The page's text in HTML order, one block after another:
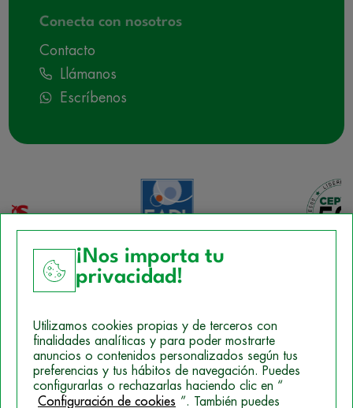
Conecta con nosotros
Contacto
Llámanos
Escríbenos
Política de Cookies
Mapa del sitio
Politica de Privacidad
¡Nos importa tu
privacidad!
Utilizamos cookies propias y de terceros con
finalidades analíticas y para poder mostrarte
anuncios o contenidos personalizados según tus
preferencias y tus hábitos de navegación. Puedes
configurarlas o rechazarlas haciendo clic en “
Configuración de cookies ”. También puedes